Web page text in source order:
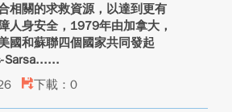
相關的求救資源，以達到更有
人身安全，1979年由加拿大，
國和蘇聯四個國家共同發起
Sarsa...
下載：0